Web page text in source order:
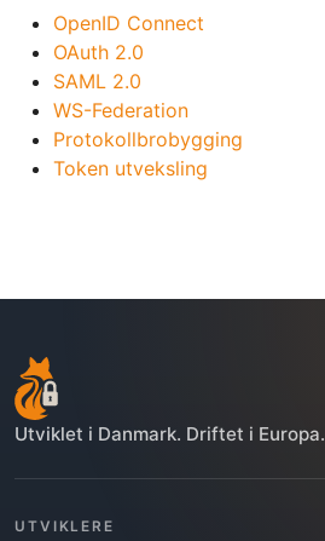
OpenID Connect
OAuth 2.0
SAML 2.0
WS-Federation
Protokollbrobygging
Token utveksling
Utviklet i Danmark. Driftet i Europa.
UTVIKLERE